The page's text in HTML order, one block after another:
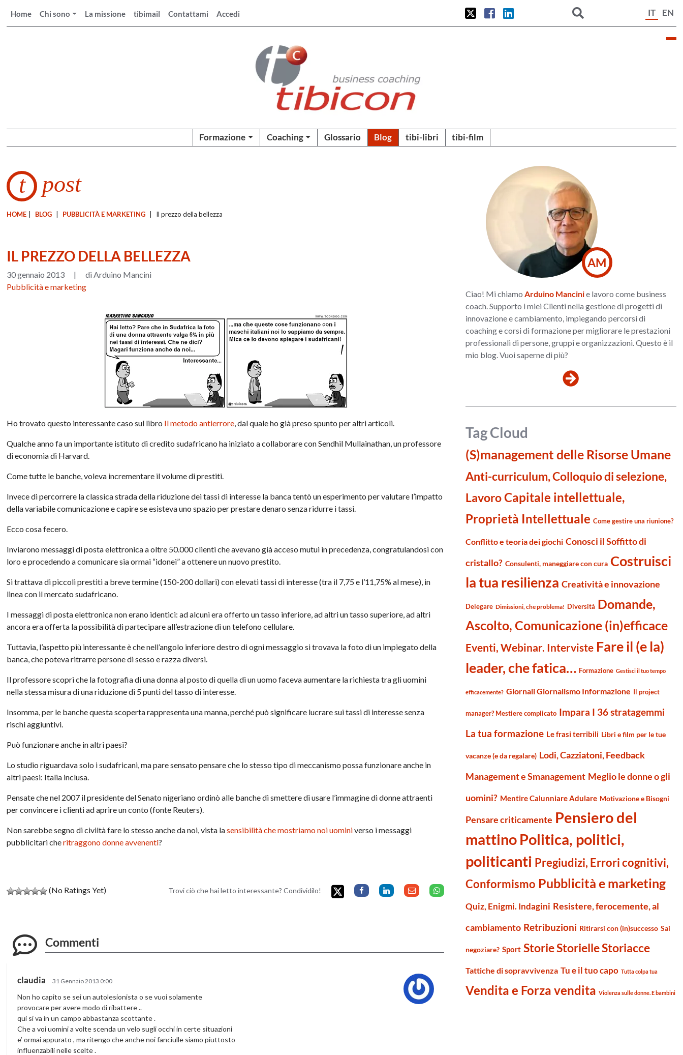
Home Chi sono La missione tibimail Contattami Accedi IT EN
Formazione Coaching Glossario Blog tibi-libri tibi-film
t post
HOME BLOG PUBBLICITÀ E MARKETING Il prezzo della bellezza
IL PREZZO DELLA BELLEZZA
30 gennaio 2013 |
di Arduino Mancini
Pubblicità e marketing
Ho trovato questo interessante caso sul libro Il metodo antierrore, dal quale ho già preso spunto per altri articoli.
Qualche anno fa un importante istituto di credito sudafricano ha iniziato a collaborare con Sendhil Mullainathan, un professore
di economia di Harvard.
Come tutte le banche, voleva incrementare il volume di prestiti.
Invece di percorrere la classica strada della riduzione dei tassi di interesse la banca tentò un esperimento per valutare l’impatto
della variabile comunicazione e capire se esisteva uno spazio per prestare denaro senza ridurre i tassi.
Ecco cosa fecero.
Inviarono messaggi di posta elettronica a oltre 50.000 clienti che avevano già acceso mutui in precedenza, congratulandosi con
loro e procedendo a comunicare sia ormai “idonei” a ottenere un nuovo prestito.
Si trattava di piccoli prestiti a breve termine (150-200 dollari) con elevati tassi di interesse (tra il 7,75 e l’11,75% al mese), in
linea con il mercato sudafricano.
I messaggi di posta elettronica non erano identici: ad alcuni era offerto un tasso inferiore, ad altri un tasso superiore, ad altri
ancora era offerta la possibilità di partecipare all’estrazione di un telefono cellulare.
Tuttavia, l’aspetto più interessante è che nell’angolo inferiore destro di ogni messaggio si trovava la foto di un impiegato della
banca, che poteva ritrarre persone di sesso e razza diversi.
Il professore scoprì che la fotografia di una donna al posto di quella di un uomo faceva aumentare la richiesta tra gli uomini
nella stessa misura di una riduzione di 5 punti del tasso di interesse.
Insomma, per le banche questa scoperta rappresenta una manna, perché può significare lucrare sui tassi di interesse senza
rischi aggiuntivi.
Può funzionare anche in altri paesi?
Lo studio riguardava solo i sudafricani, ma pare sensato pensare che lo stesso tipo di meccanismo possa funzionare anche in
altri paesi: Italia inclusa.
Pensate che nel 2007 il presidente del Senato nigeriano ordinò alle banche di smettere di usare l’immagine di donne attraenti
per convincere i clienti ad aprire un conto (fonte Reuters).
Non sarebbe segno di civiltà fare lo stesso anche da noi, vista lasensibilità che mostriamo noi uominiverso i messaggi
pubblicitari cheritraggono donne avvenenti?
(No Ratings Yet) Trovi ciò che hai letto interessante? Condividilo!
Commenti
claudia 31 Gennaio 2013 0:00
Non ho capito se sei un autolesionista o se vuoi solamente
provocare per avere modo di ribattere ..
qui si va in un campo abbastanza scottante .
Che a voi uomini a volte scenda un velo sugli occhi in certe situazioni
e’ ormai appurato , ma ritengo che anche noi fanciulle siamo piuttosto
influenzabili nelle scelte .
AM
Ciao! Mi chiamo Arduino Mancinie lavoro come business
coach. Supporto i miei Clienti nella gestione di progetti di
innovazione e cambiamento, impiegando percorsi di
coaching e corsi di formazione per migliorare le prestazioni
professionali di persone, gruppi e organizzazioni. Questo è il
mio blog. Vuoi saperne di più?
Tag Cloud
(S)management delle Risorse Umane
Anti-curriculum, Colloquio di selezione,
LavoroCapitale intellettuale,
Proprietà Intellettuale Come gestire una riunione?
Conflitto e teoria dei giochi Conosci il Soffitto di
cristallo? Consulenti, maneggiare con cura Costruisci
la tua resilienza Creatività e innovazione
Delegare Dimissioni, che problema! Diversità Domande,
Ascolto, Comunicazione (in)efficace
Eventi, Webinar. Interviste Fare il (e la)
leader, che fatica… Formazione Gestisci il tuo tempo
efficacemente? Giornali Giornalismo Informazione Il project
manager? Mestiere complicato Impara I 36 stratagemmi
La tua formazione Le frasi terribili Libri e film per le tue
vacanze (e da regalare) Lodi, Cazziatoni, Feedback
Management e Smanagement Meglio le donne o gli
uomini? Mentire Calunniare Adulare Motivazione e Bisogni
Pensare criticamente Pensiero del
mattino Politica, politici,
politicanti Pregiudizi, Errori cognitivi,
Conformismo Pubblicità e marketing
Quiz, Enigmi. Indagini Resistere, ferocemente, al
cambiamento Retribuzioni Ritirarsi con (in)successo Sai
negoziare? Sport Storie Storielle Storiacce
Tattiche di sopravvivenza Tu e il tuo capo Tutta colpa tua
Vendita e Forza vendita Violenza sulle donne. E bambini